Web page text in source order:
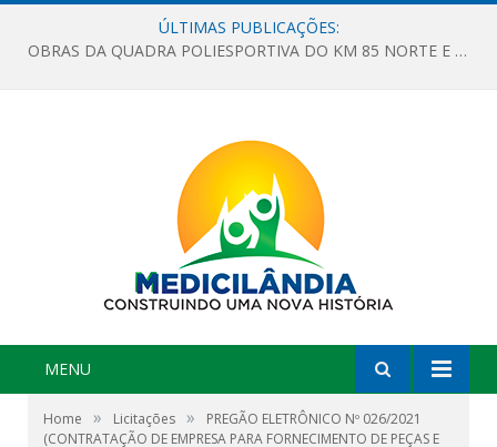
ÚLTIMAS PUBLICAÇÕES:
OBRAS DA QUADRA POLIESPORTIVA DO KM 85 NORTE E DA ESCOLA GASPAR VIANA AVANÇAM
MENU
Home » Licitações »
PREGÃO ELETRÔNICO Nº 026/2021
(CONTRATAÇÃO DE EMPRESA PARA FORNECIMENTO DE PEÇAS E